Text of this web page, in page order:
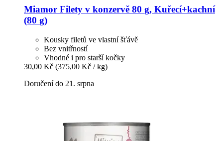
Miamor Filety v konzervě 80 g, Kuřecí+kachní
(80 g)
Kousky filetů ve vlastní šťávě
Bez vnitřností
Vhodné i pro starší kočky
30,00 Kč (375,00 Kč / kg)
Doručení do 21. srpna